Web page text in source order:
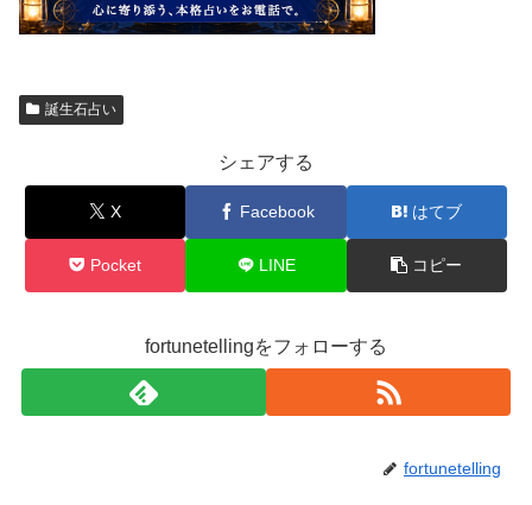
誕生石占い
シェアする
X Facebook はてブ
Pocket LINE コピー
fortunetellingをフォローする
fortunetelling